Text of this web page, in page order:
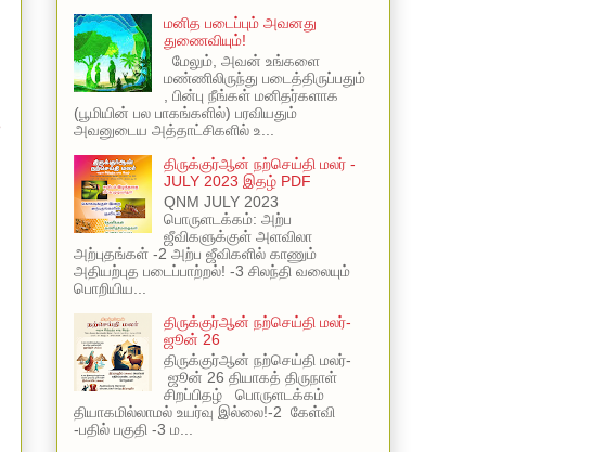
மனித படைப்பும் அவனது
துணைவியும்!
மேலும், அவன் உங்களை
மண்ணிலிருந்து படைத்திருப்பதும்
, பின்பு நீங்கள் மனிதர்களாக
(பூமியின் பல பாகங்களில்) பரவியதும்
அவனுடைய அத்தாட்சிகளில் உ...
திருக்குர்ஆன் நற்செய்தி மலர் -
JULY 2023 இதழ் PDF
QNM JULY 2023
பொருளடக்கம்: அற்ப
ஜீவிகளுக்குள் அளவிலா
அற்புதங்கள் -2 அற்ப ஜீவிகளில் காணும்
அதியற்புத படைப்பாற்றல்! -3 சிலந்தி வலையும்
பொறியிய...
திருக்குர்ஆன் நற்செய்தி மலர்-
ஜூன் 26
திருக்குர்ஆன் நற்செய்தி மலர்-
ஜூன் 26 தியாகத் திருநாள்
சிறப்பிதழ் பொருளடக்கம்
தியாகமில்லாமல் உயர்வு இல்லை!-2 கேள்வி
-பதில் பகுதி -3 ம...